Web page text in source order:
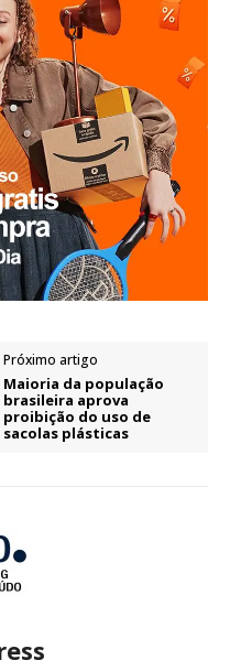
Próximo artigo
Maioria da população
brasileira aprova
proibição do uso de
sacolas plásticas